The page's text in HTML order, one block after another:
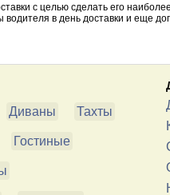
с целью сделать его
в день доставки и еще
Диваны Тахты
Гостиные